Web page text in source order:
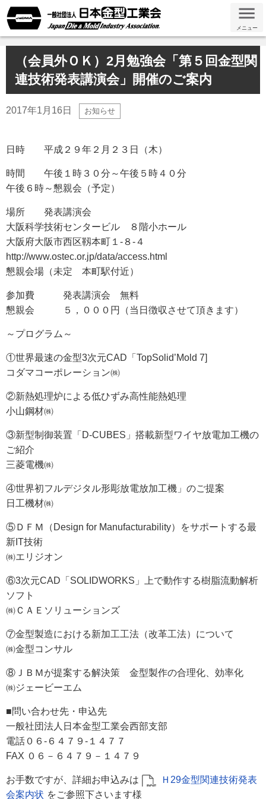
メニュー
（会員外ＯＫ）2月勉強会「第５回金型関
連技術発表講演会」開催のご案内
2017年1月16日 お知らせ
日時 平成２９年２月２３日（木）
時間 午後１時３０分～午後５時４０分
午後６時～懇親会（予定）
場所 発表講演会
大阪科学技術センタービル ８階小ホール
大阪府大阪市西区靱本町１-８-４
http://www.ostec.or.jp/data/access.html
懇親会場（未定 本町駅付近）
参加費 発表講演会 無料
懇親会 ５，０００円（当日徴収させて頂きます）
～プログラム～
①世界最速の金型3次元CAD「TopSolid’Mold 7]
コダマコーポレーション㈱
②新熱処理炉による低ひずみ高性能熱処理
小山鋼材㈱
③新型制御装置「D-CUBES」搭載新型ワイヤ放電加工機の
ご紹介
三菱電機㈱
④世界初フルデジタル形彫放電放加工機」のご提案
日工機材㈱
⑤ＤＦＭ（Design for Manufacturability）をサポートする最
新IT技術
㈱エリジオン
⑥3次元CAD「SOLIDWORKS」上で動作する樹脂流動解析
ソフト
㈱ＣＡＥソリューションズ
⑦金型製造における新加工工法（改革工法）について
㈱金型コンサル
⑧ＪＢＭが提案する解決策 金型製作の合理化、効率化
㈱ジェービーエム
■問い合わせ先・申込先
一般社団法人日本金型工業会西部支部
電話０６-６４７９-１４７７
FAX ０６－６４７９－１４７９
お手数ですが、詳細お申込みは
Ｈ29金型関連技術発表
会案内状 をご参照下さいます様